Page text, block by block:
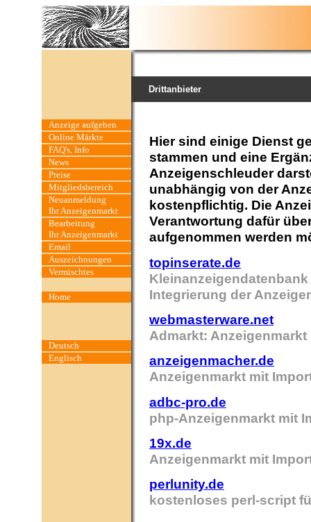
Anzeige aufgeben
Online Märkte
FAQ's, Info
News
Preise
Mitgliedsbereich
Neuanmeldung
Ihr Anzeigenmarkt
Bearbeitung
Ihr Anzeigenmarkt
Email
Auszeichnungen
Vermischtes
Home
Deutsch
Englisch
Drittanbieter
Hier sind einige Dienst
stammen und eine
Anzeigenschleuder
unabhängig von der
kostenpflichtig. Die
Verantwortung dafür
aufgenommen werden
topinserate.de
Integrierung der
webmasterware.net
Admarkt:
anzeigenmacher.de
Anzeigenmarkt mit
adbc-pro.de
php-Anzeigenmarkt mit
19x.de
Anzeigenmarkt mit
perlunity.de
kostenloses perl-script